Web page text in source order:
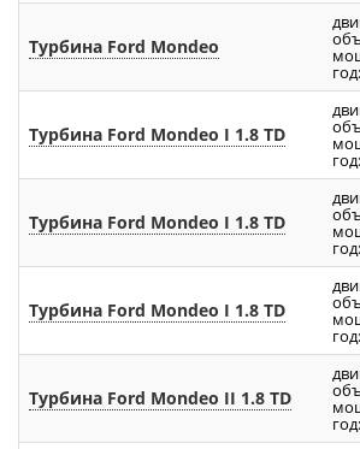
Турбина Ford Mondeo
Турбина Ford Mondeo I 1.8 TD
Турбина Ford Mondeo I 1.8 TD
Турбина Ford Mondeo I 1.8 TD
Турбина Ford Mondeo II 1.8 TD